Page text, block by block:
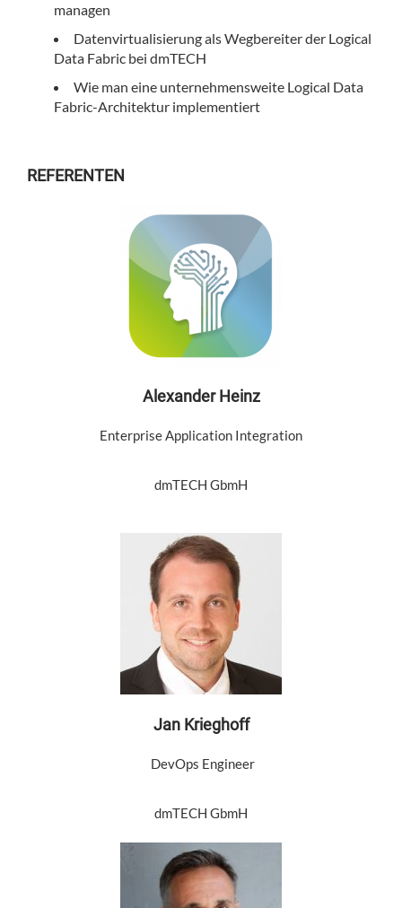
managen
Datenvirtualisierung als Wegbereiter der Logical
Data Fabric bei dmTECH
Wie man eine unternehmensweite Logical Data
Fabric-Architektur implementiert
REFERENTEN
Alexander Heinz
Enterprise Application Integration
dmTECH GbmH
Jan Krieghoff
DevOps Engineer
dmTECH GbmH